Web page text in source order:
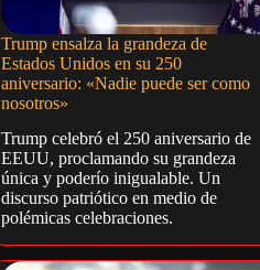
Trump ensalza la grandeza de
Estados Unidos en su 250
aniversario: «Nadie puede ser como
nosotros»
Trump celebró el 250 aniversario de
EEUU, proclamando su grandeza
única y poderío inigualable. Un
discurso patriótico en medio de
polémicas celebraciones.